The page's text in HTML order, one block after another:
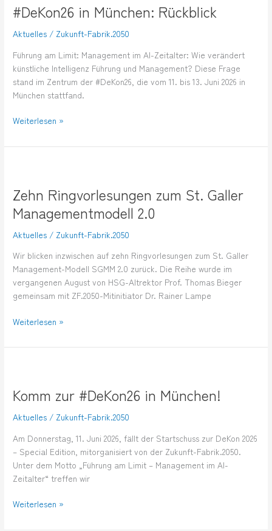
#DeKon26 in München: Rückblick
Aktuelles / Zukunft-Fabrik.2050
Führung am Limit: Management im AI-Zeitalter: Wie verändert
künstliche Intelligenz Führung und Management? Diese Frage
stand im Zentrum der #DeKon26, die vom 11. bis 13. Juni 2026 in
München stattfand.
München:
Weiterlesen »
Zehn Ringvorlesungen zum St. Galler
Managementmodell 2.0
Aktuelles / Zukunft-Fabrik.2050
Wir blicken inzwischen auf zehn Ringvorlesungen zum St. Galler
Management-Modell SGMM 2.0 zurück. Die Reihe wurde im
vergangenen August von HSG-Altrektor Prof. Thomas Bieger
gemeinsam mit ZF.2050-Mitinitiator Dr. Rainer Lampe
zum
St.
Galler
Managementmodell
Weiterlesen »
Komm zur #DeKon26 in München!
Aktuelles / Zukunft-Fabrik.2050
Am Donnerstag, 11. Juni 2026, fällt der Startschuss zur DeKon 2026
– Special Edition, mitorganisiert von der Zukunft-Fabrik.2050.
Unter dem Motto „Führung am Limit – Management im AI-
Zeitalter“ treffen wir
#DeKon26
München!
Weiterlesen »